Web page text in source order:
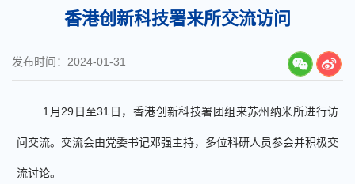
香港创新科技署来所交流访问
发布时间：2024-01-31
1 月 29 日至31 日， 香港创新科技署团组来苏州纳米所进行访
问交流。 交流会由党委书记邓强主持，多位科研人员参会并积极交
流讨论。